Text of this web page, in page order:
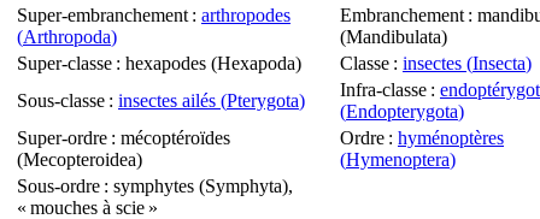
Super-embranchement : arthropodes
(Arthropoda)
Embranchement :
(Mandibulata)
Super-classe : hexapodes (Hexapoda) Classe : insectes (Insecta)
Sous-classe : insectes ailés (Pterygota)
Infra-classe :
(Endopterygota)
Super-ordre : mécoptéroïdes
(Mecopteroidea)
Ordre : hyménoptères
(Hymenoptera)
Sous-ordre : symphytes (Symphyta),
« mouches à scie »